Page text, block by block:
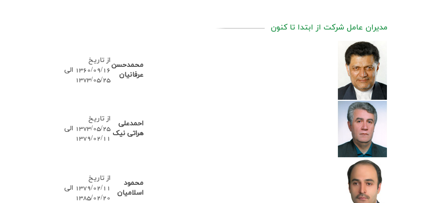
مدیران عامل شرکت از ابتدا تا کنون
محمدحسن
عرفانیان
از تاریخ
1360/09/16 الي
1373/05/25
احمدعلی
هراتی نیک
از تاریخ
1373/05/25 الي
1379/02/11
محمود
اسلامیان
از تاریخ
1379/02/11 الي
1385/02/20